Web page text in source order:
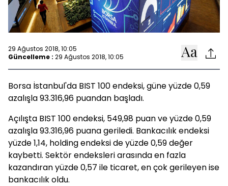
29 Ağustos 2018, 10:05
Güncelleme : 29 Ağustos 2018, 10:05
Borsa İstanbul'da BIST 100 endeksi, güne yüzde 0,59
azalışla 93.316,96 puandan başladı.
Açılışta BIST 100 endeksi, 549,98 puan ve yüzde 0,59
azalışla 93.316,96 puana geriledi. Bankacılık endeksi
yüzde 1,14, holding endeksi de yüzde 0,59 değer
kaybetti. Sektör endeksleri arasında en fazla
kazandıran yüzde 0,57 ile ticaret, en çok gerileyen ise
bankacılık oldu.